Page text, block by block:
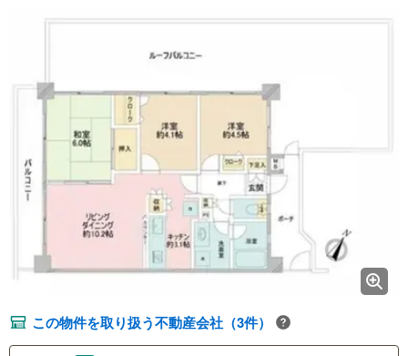
この物件を取り扱う不動産会社（3件）